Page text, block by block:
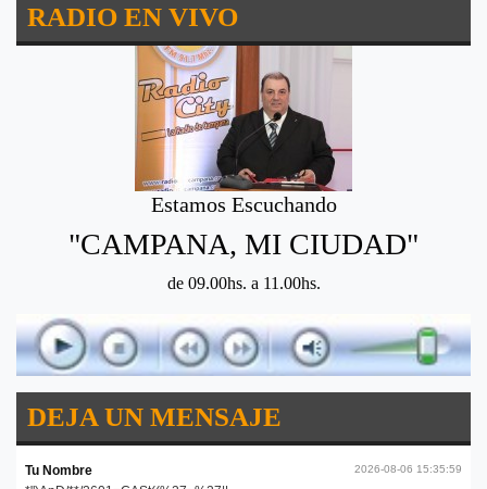
RADIO EN VIVO
Estamos Escuchando
"CAMPANA, MI CIUDAD"
de 09.00hs. a 11.00hs.
DEJA UN MENSAJE